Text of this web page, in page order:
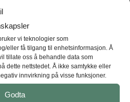
vi teknologier som
eller få tilgang til enhetsinformasjon. Å
tillate oss å behandle data som
dette nettstedet. Å ikke samtykke eller
innvirkning på visse funksjoner.
Godta